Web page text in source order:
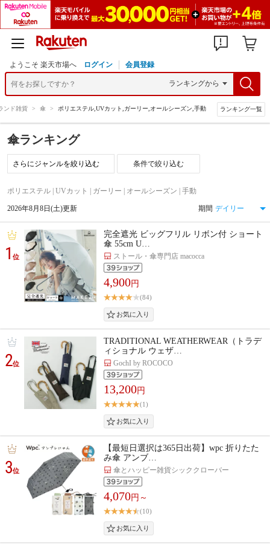
ようこそ 楽天市場へ ログイン 会員登録
ンド雑貨 > 傘 > ポリエステル,UVカット,ガーリー,オールシーズン,手動 ランキング一覧
傘ランキング
条件で絞り込む
ポリエステル | UVカット | ガーリー | オールシーズン | 手動
2026年8月8日(土)更新 期間
1位
完全遮光 ビッグフリル リボン付 ショート
傘 55cm U…
ストール・傘専門店 macocca
4,900円
(84)
2位
TRADITIONAL WEATHERWEAR（トラデ
ィショナル ウェザ…
GochI by ROCOCO
13,200円
(1)
3位
【最短日選択は365日出荷】wpc 折りたた
み傘 アンブ…
傘とハッピー雑貨シッククローバー
4,070円～
(10)